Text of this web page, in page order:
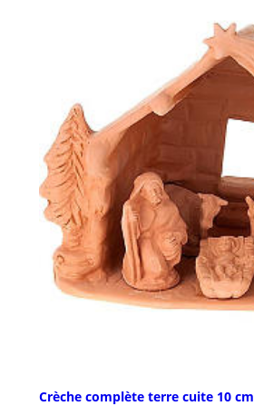
Crèche complète terre cuite 10 cm